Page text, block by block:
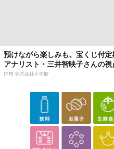
預けながら楽しみも。宝くじ付
アナリスト・三井智映子さんの
[PR] 株式会社小学館